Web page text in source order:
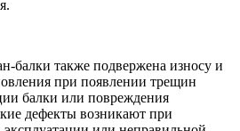
балки также подвержена износу и
при появлении трещин
балки или повреждения
дефекты возникают при